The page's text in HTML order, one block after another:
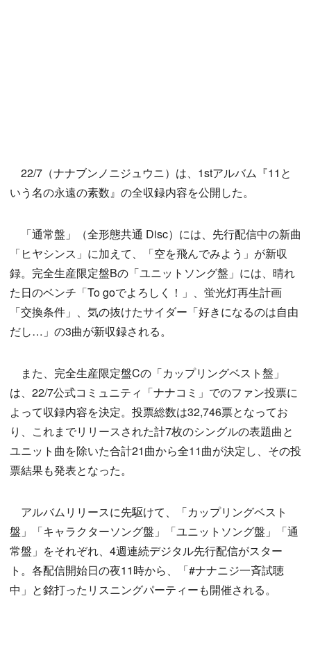
22/7（ナナブンノニジュウニ）は、1stアルバム『11と
いう名の永遠の素数』の全収録内容を公開した。
「通常盤」（全形態共通 Disc）には、先行配信中の新曲
「ヒヤシンス」に加えて、「空を飛んでみよう」が新収
録。完全生産限定盤Bの「ユニットソング盤」には、晴れ
た日のベンチ「To goでよろしく！」、蛍光灯再生計画
「交換条件」、気の抜けたサイダー「好きになるのは自由
だし…」の3曲が新収録される。
また、完全生産限定盤Cの「カップリングベスト盤」
は、22/7公式コミュニティ「ナナコミ」でのファン投票に
よって収録内容を決定。投票総数は32,746票となってお
り、これまでリリースされた計7枚のシングルの表題曲と
ユニット曲を除いた合計21曲から全11曲が決定し、その投
票結果も発表となった。
アルバムリリースに先駆けて、「カップリングベスト
盤」「キャラクターソング盤」「ユニットソング盤」「通
常盤」をそれぞれ、4週連続デジタル先行配信がスター
ト。各配信開始日の夜11時から、「#ナナニジ一斉試聴
中」と銘打ったリスニングパーティーも開催される。